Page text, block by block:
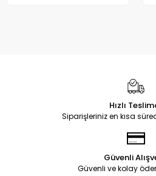
Hızlı
Siparişleriniz en kısa
Güvenli
Güvenli ve kolay